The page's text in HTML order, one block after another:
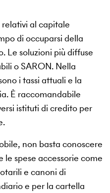
al capitale
di occuparsi della
Le soluzioni più diffuse
o SARON. Nella
i tassi attuali e la
È raccomandabile
istituti di credito per
non basta conoscere
le spese accessorie come
e canoni di
e per la cartella